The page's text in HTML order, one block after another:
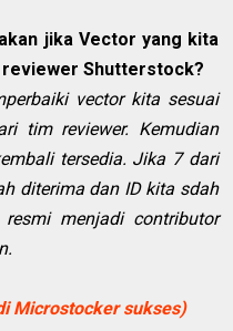
jika Vector yang kita
Shutterstock?
vector kita sesuai
tim reviewer. Kemudian
tersedia. Jika 7 dari
diterima dan ID kita sdah
menjadi contributor
Microstocker sukses)